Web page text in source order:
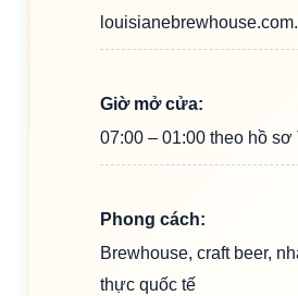
Giờ mở cửa:
07:00 – 01:00 theo hồ sơ
Phong cách:
Brewhouse, craft beer,
thực quốc tế